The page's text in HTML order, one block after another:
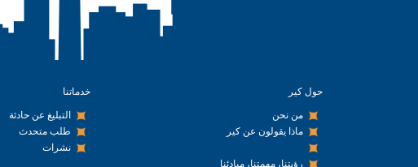
حول كير
من نحن
ماذا يقولون عن كير
رؤيتنا، مهمتنا، مبادئنا
خدماتنا
التبليغ عن حادثة
طلب متحدث
نشرات